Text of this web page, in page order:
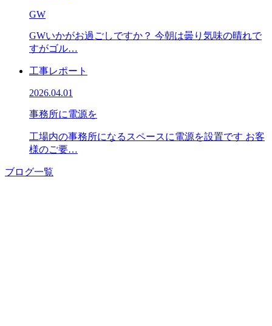
GW
GWいかがお過ごしですか？ 今朝は曇り気味の晴れで
すがゴル…
工事レポート
2026.04.01
事務所に電源を
工場内の事務所になるスペースに電源を設置です お客
様のご要…
ブログ一覧